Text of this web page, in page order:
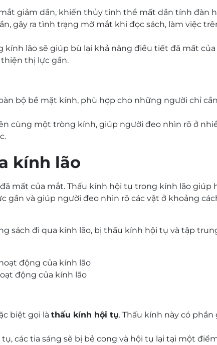
giảm dần, khiến thủy tinh thể mất dần tính đàn
gây ra tình trạng mờ mắt khi đọc sách, làm việc
kính lão sẽ giúp bù lại khả năng điều tiết đã mất
thị lực gần.
bộ bề mặt kính, phù hợp cho những người chỉ
cùng một tròng kính, giúp người đeo nhìn rõ ở
kính lão
mất của mắt. Thấu kính hội tụ trong kính lão giúp
gần và giúp người đeo nhìn rõ các vật ở khoảng
sách đi qua kính lão, bị thấu kính hội tụ và tập
động của kính lão
biệt gọi là thấu kính hội tụ. Thấu kính này có phần
các tia sáng sẽ bị bẻ cong và hội tụ lại tại một